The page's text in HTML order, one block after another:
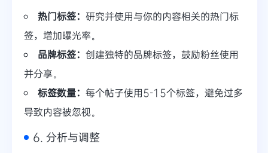
热门标签： 研究并使用与你的内容相关的热门标
签，增加曝光率。
品牌标签： 创建独特的品牌标签，鼓励粉丝使用
并分享。
标签数量： 每个帖子使用5-15个标签，避免过多
导致内容被忽视。
6. 分析与调整